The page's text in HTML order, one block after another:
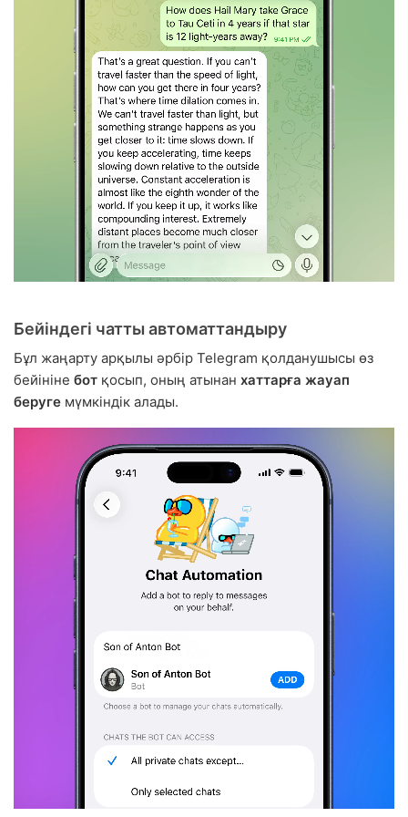
Бейіндегі чатты автоматтандыру
Бұл жаңарту арқылы әрбір Telegram қолданушысы өз
бейініне бот қосып, оның атынан хаттарға жауап
беруге мүмкіндік алады.